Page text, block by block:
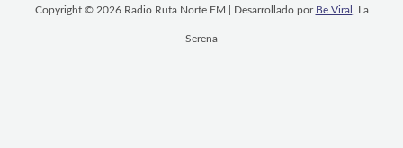
Copyright © 2026 Radio Ruta Norte FM | Desarrollado por Be Viral , La
Serena